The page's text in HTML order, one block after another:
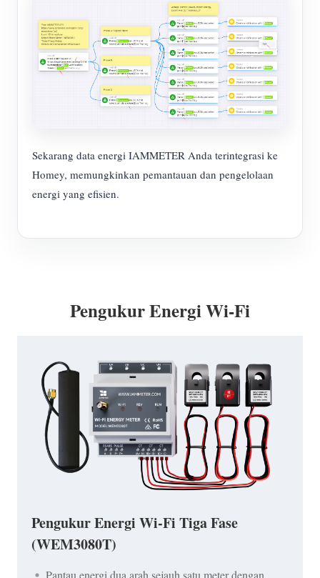
Sekarang data energi IAMMETER Anda terintegrasi ke
Homey, memungkinkan pemantauan dan pengelolaan
energi yang efisien.
Pengukur Energi Wi-Fi
Pengukur Energi Wi-Fi Tiga Fase
(WEM3080T)
Pantau energi dua arah sejauh satu meter dengan